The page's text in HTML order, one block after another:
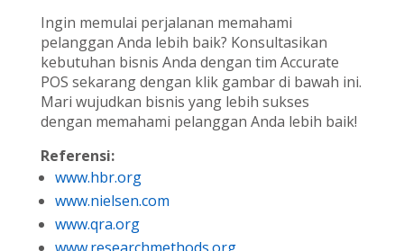
Ingin memulai perjalanan memahami
pelanggan Anda lebih baik? Konsultasikan
kebutuhan bisnis Anda dengan tim Accurate
POS sekarang dengan klik gambar di bawah ini.
Mari wujudkan bisnis yang lebih sukses
dengan memahami pelanggan Anda lebih baik!
Referensi:
www.hbr.org
www.nielsen.com
www.qra.org